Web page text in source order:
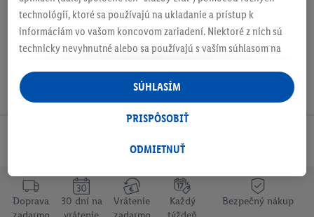
Odoberaj Newsletter!
Doprava
30 dní na
Vrátenie
Každý
Bezpečný nákup
technológií, ktoré sa používajú na ukladanie a prístup k
informáciám vo vašom koncovom zariadení. Niektoré z nich sú
technicky nevyhnutné alebo sa používajú s vaším súhlasom na
personalizovanú reklamu v rámci služieb Lidl aj mimo nich. Ak
ste účastníkom programu Lidl Plus, na tieto účely sa spracúvajú
aj údaje z vášho nákupného správania v obchode.
následne si vytvoríte účet Lidl Plus alebo sa prihlásite do svojho
tiež vytvoriť špeciálny online identifikátor z e-mailovej adresy,
ktorú tam uvediete, aby sme vás mohli rozpoznať v službách
ODMIETNUŤ
PRISPÔSOBIŤ
SÚHLASÍM